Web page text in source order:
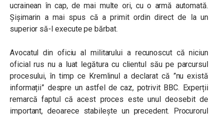
ucrainean în cap, de mai multe ori, cu o armă automată.
Șișimarin a mai spus că a primit ordin direct de la un
superior să-l execute pe bărbat.
Avocatul din oficiu al militarului a recunoscut că niciun
oficial rus nu a luat legătura cu clientul său pe parcursul
procesului, în timp ce Kremlinul a declarat că ”nu există
informații” despre un astfel de caz, potrivit BBC. Experții
remarcă faptul că acest proces este unul deosebit de
important, deoarece stabilește un precedent. Procurorul